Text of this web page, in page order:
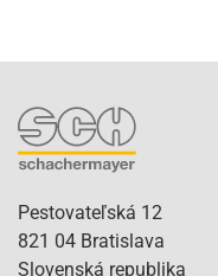
Pestovateľská 12
821 04 Bratislava
Slovenská republika